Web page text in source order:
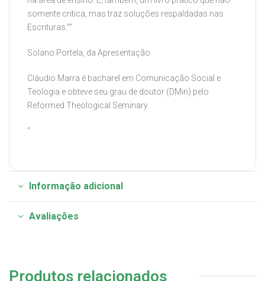
somente critica, mas traz soluções respaldadas nas
Escrituras.””
Solano Portela, da Apresentação
Cláudio Marra é bacharel em Comunicação Social e
Teologia e obteve seu grau de doutor (DMin) pelo
Reformed Theological Seminary.
”
Informação adicional
Avaliações
Produtos relacionados